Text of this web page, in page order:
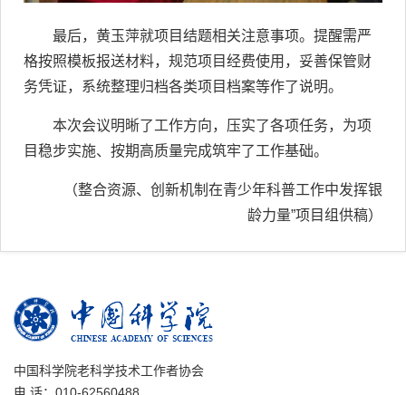
最后，黄玉萍就项目结题相关注意事项。提醒需严
格按照模板报送材料，规范项目经费使用，妥善保管财
务凭证，系统整理归档各类项目档案等作了说明。
本次会议明晰了工作方向，压实了各项任务，为项
目稳步实施、按期高质量完成筑牢了工作基础。
（整合资源、创新机制在青少年科普工作中发挥银
龄力量”项目组供稿）
中国科学院老科学技术工作者协会